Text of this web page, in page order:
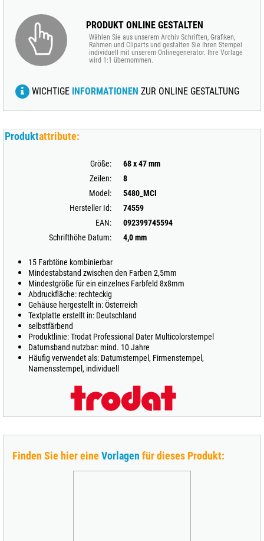
PRODUKT ONLINE GESTALTEN
Wählen Sie aus unserem Archiv Schriften, Grafiken,
Rahmen und Cliparts und gestalten Sie Ihren Stempel
individuell mit unserem Onlinegenerator. Ihre Vorlage
wird 1:1 übernommen.
WICHTIGE INFORMATIONEN ZUR ONLINE GESTALTUNG
Produktattribute:
Größe:
68 x 47 mm
Zeilen:
8
Model:
5480_MCI
Hersteller Id:
74559
EAN:
092399745594
Schrifthöhe Datum:
4,0 mm
15 Farbtöne kombinierbar
Mindestabstand zwischen den Farben 2,5mm
Mindestgröße für ein einzelnes Farbfeld 8x8mm
Abdruckfläche: rechteckig
Gehäuse hergestellt in: Österreich
Textplatte erstellt in: Deutschland
selbstfärbend
Produktlinie: Trodat Professional Dater Multicolorstempel
Datumsband nutzbar: mind. 10 Jahre
Häufig verwendet als: Datumstempel, Firmenstempel,
Namensstempel, individuell
Finden Sie hier eineVorlagen für dieses Produkt: